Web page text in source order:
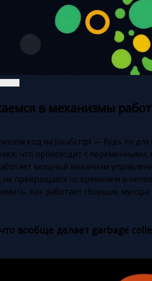
в механизмы
код на JavaScript — будь то
что происходит с
мощный механизм
превращался со временем в
как работает сборщик мусора
вообще делает garbage